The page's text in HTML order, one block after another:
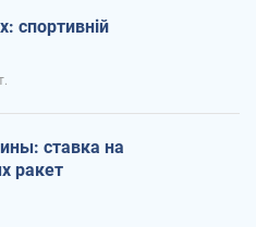
спортивній
ставка на
ракет